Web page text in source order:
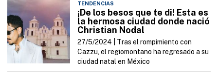
TENDENCIAS
¡De los besos que te di! Esta es
la hermosa ciudad donde nació
Christian Nodal
27/5/2024 | Tras el rompimiento con
Cazzu, el regiomontano ha regresado a su
ciudad natal en México